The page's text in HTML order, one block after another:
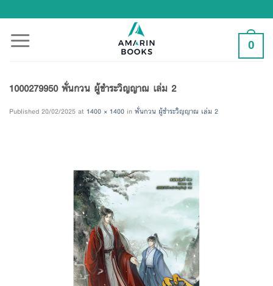
to
content
0
1000279950 พั่นกวน ผู้ชำระวิญญาณ เล่ม 2
Published 20/02/2025 at 1400 × 1400 in พั่นกวน ผู้ชำระวิญญาณ เล่ม 2